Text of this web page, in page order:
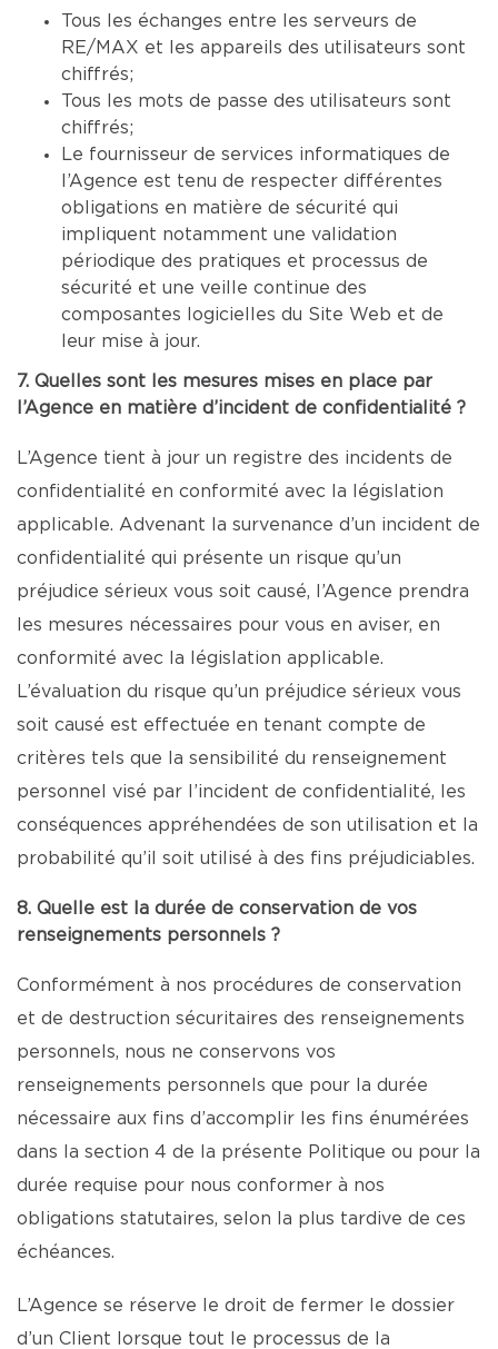
Tous les échanges entre les serveurs de
RE/MAX et les appareils des utilisateurs sont
chiffrés;
Tous les mots de passe des utilisateurs sont
chiffrés;
Le fournisseur de services informatiques de
l’Agence est tenu de respecter différentes
obligations en matière de sécurité qui
impliquent notamment une validation
périodique des pratiques et processus de
sécurité et une veille continue des
composantes logicielles du Site Web et de
leur mise à jour.
7. Quelles sont les mesures mises en place par
l’Agence en matière d’incident de confidentialité ?
L’Agence tient à jour un registre des incidents de
confidentialité en conformité avec la législation
applicable. Advenant la survenance d’un incident de
confidentialité qui présente un risque qu’un
préjudice sérieux vous soit causé, l’Agence prendra
les mesures nécessaires pour vous en aviser, en
conformité avec la législation applicable.
L’évaluation du risque qu’un préjudice sérieux vous
soit causé est effectuée en tenant compte de
critères tels que la sensibilité du renseignement
personnel visé par l’incident de confidentialité, les
conséquences appréhendées de son utilisation et la
probabilité qu’il soit utilisé à des fins préjudiciables.
8. Quelle est la durée de conservation de vos
renseignements personnels ?
Conformément à nos procédures de conservation
et de destruction sécuritaires des renseignements
personnels, nous ne conservons vos
renseignements personnels que pour la durée
nécessaire aux fins d’accomplir les fins énumérées
dans la section 4 de la présente Politique ou pour la
durée requise pour nous conformer à nos
obligations statutaires, selon la plus tardive de ces
échéances.
L’Agence se réserve le droit de fermer le dossier
d’un Client lorsque tout le processus de la